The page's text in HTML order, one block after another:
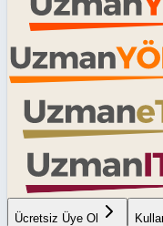
Ücretsiz Üye Ol